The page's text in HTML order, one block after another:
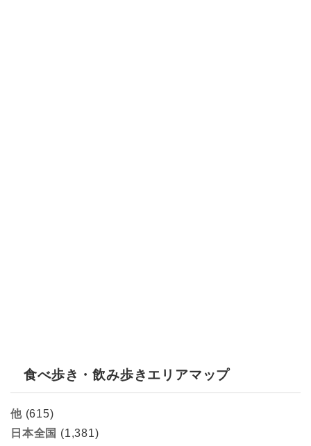
食べ歩き・飲み歩きエリアマップ
他(615)
日本全国 (1,381)